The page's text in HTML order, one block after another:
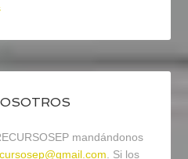
mandándonos
. Si los